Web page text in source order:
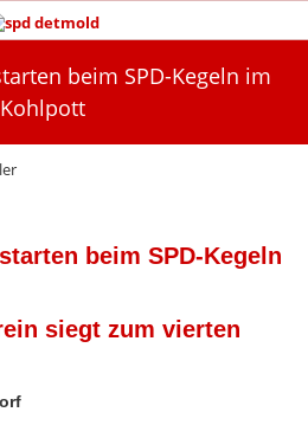
beim SPD-Kegeln im
Kohlpott
beim SPD-Kegeln
siegt zum vierten